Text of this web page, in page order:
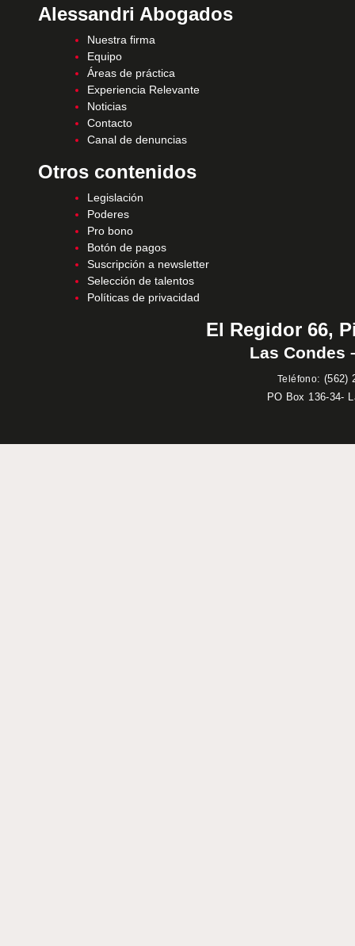
Alessandri Abogados
Nuestra firma
Equipo
Áreas de práctica
Experiencia Relevante
Noticias
Contacto
Canal de denuncias
Otros contenidos
Legislación
Poderes
Pro bono
Botón de pagos
Suscripción a newsletter
Selección de talentos
Políticas de privacidad
El Regidor 66,
Las Condes
Teléfono: (562)
PO Box 136-34-